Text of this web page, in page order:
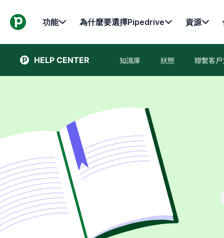
功能 為什麼要選擇Pipedrive 資源
HELP CENTER 知識庫 狀態 聯繫客